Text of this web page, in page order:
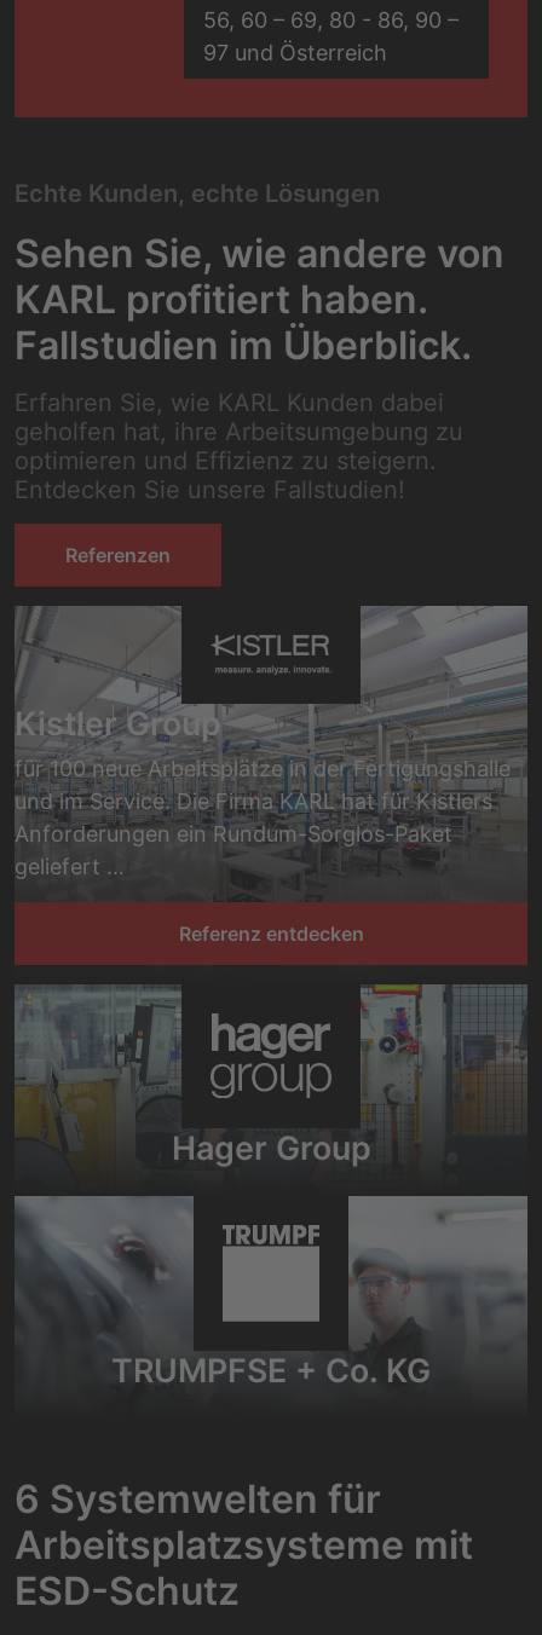
56, 60 – 69, 80 - 86, 90 –
97 und Österreich
Echte Kunden, echte Lösungen
Sehen Sie, wie andere von
KARL profitiert haben.
Fallstudien im Überblick.
Erfahren Sie, wie KARL Kunden dabei
geholfen hat, ihre Arbeitsumgebung zu
optimieren und Effizienz zu steigern.
Entdecken Sie unsere Fallstudien!
Referenzen
Kistler Group
für 100 neue Arbeitsplätze in der Fertigungshalle
und im Service. Die Firma KARL hat für Kistlers
Anforderungen ein Rundum-Sorglos-Paket
geliefert …
Referenz entdecken
Hager Group
TRUMPFSE + Co. KG
6 Systemwelten für
Arbeitsplatzsysteme mit
ESD-Schutz